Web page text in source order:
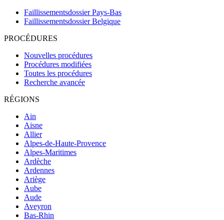
Faillissementsdossier Pays-Bas
Faillissementsdossier Belgique
PROCÉDURES
Nouvelles procédures
Procédures modifiées
Toutes les procédures
Recherche avancée
RÉGIONS
Ain
Aisne
Allier
Alpes-de-Haute-Provence
Alpes-Maritimes
Ardèche
Ardennes
Ariège
Aube
Aude
Aveyron
Bas-Rhin